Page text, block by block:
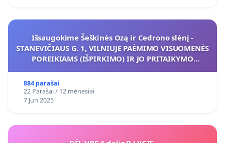
Išsaugokime Šeškinės Ozą ir Cedrono slėnį -
STANEVIČIAUS G. 1, VILNIUJE PAĖMIMO VISUOMENĖS
POREIKIAMS (IŠPIRKIMO) IR JO PRITAIKYMO
884 parašai
22 Parašai / 12 mėnesiai
7 Jun 2025